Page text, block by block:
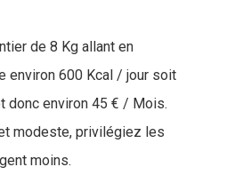
de 8 Kg allant en
environ 600 Kcal / jour soit
donc environ 45 € / Mois.
modeste, privilégiez les
moins.